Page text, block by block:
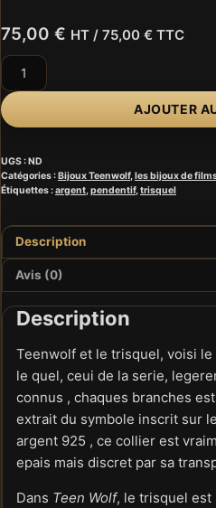
75,00 € HT / 75,00 € TTC
quantité
de
Teenwolf
trisquel
AJOUTER
UGS :ND
Catégories :Bijoux Teenwolf, les bijoux de
Étiquettes :argent pendentif, trisquel
Description
Avis (0)
Description
Teenwolf et le trisquel, voisi
le quel, ceui de la serie,
connus , chaques branches
extrait du symbole inscrit sur
argent 925 , ce collier est
epais mais discret par sa
Dans Teen Wolf, le trisquel est